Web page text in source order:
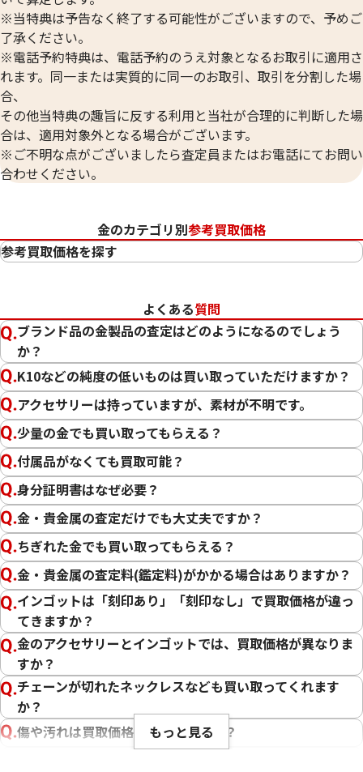
※当特典は予告なく終了する可能性がございますので、予めご
了承ください。
※電話予約特典は、電話予約のうえ対象となるお取引に適用さ
れます。同一または実質的に同一のお取引、取引を分割した場
合、
その他当特典の趣旨に反する利用と当社が合理的に判断した場
合は、適用対象外となる場合がございます。
※ご不明な点がございましたら査定員またはお電話にてお問い
合わせください。
金のカテゴリ別参考買取価格
参考買取価格を探す
22金（K22）
21.6金（K21.6）
20金（K20）
18金（K18）
14金（K14）
12金（K12）
10金（K10）
金
プラチナ
よくある質問
ブランド品の金製品の査定はどのようになるのでしょう
か？
K10などの純度の低いものは買い取っていただけますか？
アクセサリーは持っていますが、素材が不明です。
少量の金でも買い取ってもらえる？
付属品がなくても買取可能？
身分証明書はなぜ必要？
金・貴金属の査定だけでも大丈夫ですか？
ちぎれた金でも買い取ってもらえる？
金・貴金属の査定料(鑑定料)がかかる場合はありますか？
インゴットは「刻印あり」「刻印なし」で買取価格が違っ
てきますか？
金のアクセサリーとインゴットでは、買取価格が異なりま
すか？
チェーンが切れたネックレスなども買い取ってくれます
か？
傷や汚れは買取価格に影響しますか？
もっと見る